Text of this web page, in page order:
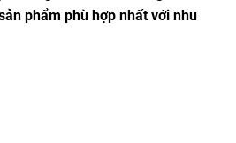
phẩm phù hợp nhất với nhu